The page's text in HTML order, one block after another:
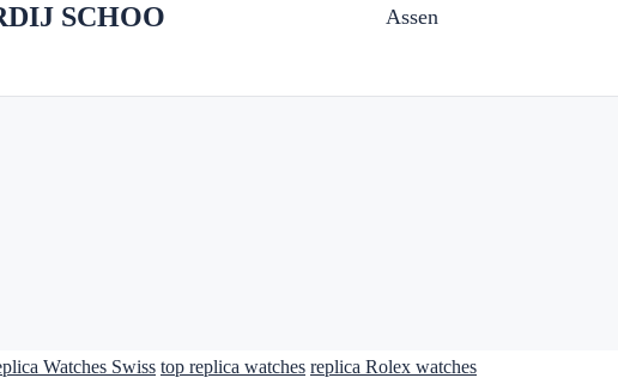
SCHOO Assen
Watches Swiss top replica watches replica Rolex watches